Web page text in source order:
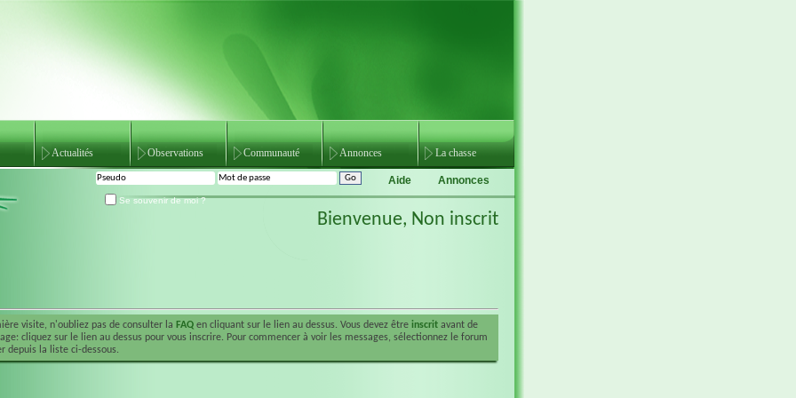
Actualités Observations Communauté Annonces La chasse
Annonces
Aide
Se souvenir de moi ?
Bienvenue, Non inscrit
visite, n'oubliez pas de consulter la FAQ en cliquant sur le lien au dessus. Vous devez être inscrit avant de
cliquez sur le lien au dessus pour vous inscrire. Pour commencer à voir les messages, sélectionnez le forum
depuis la liste ci-dessous.